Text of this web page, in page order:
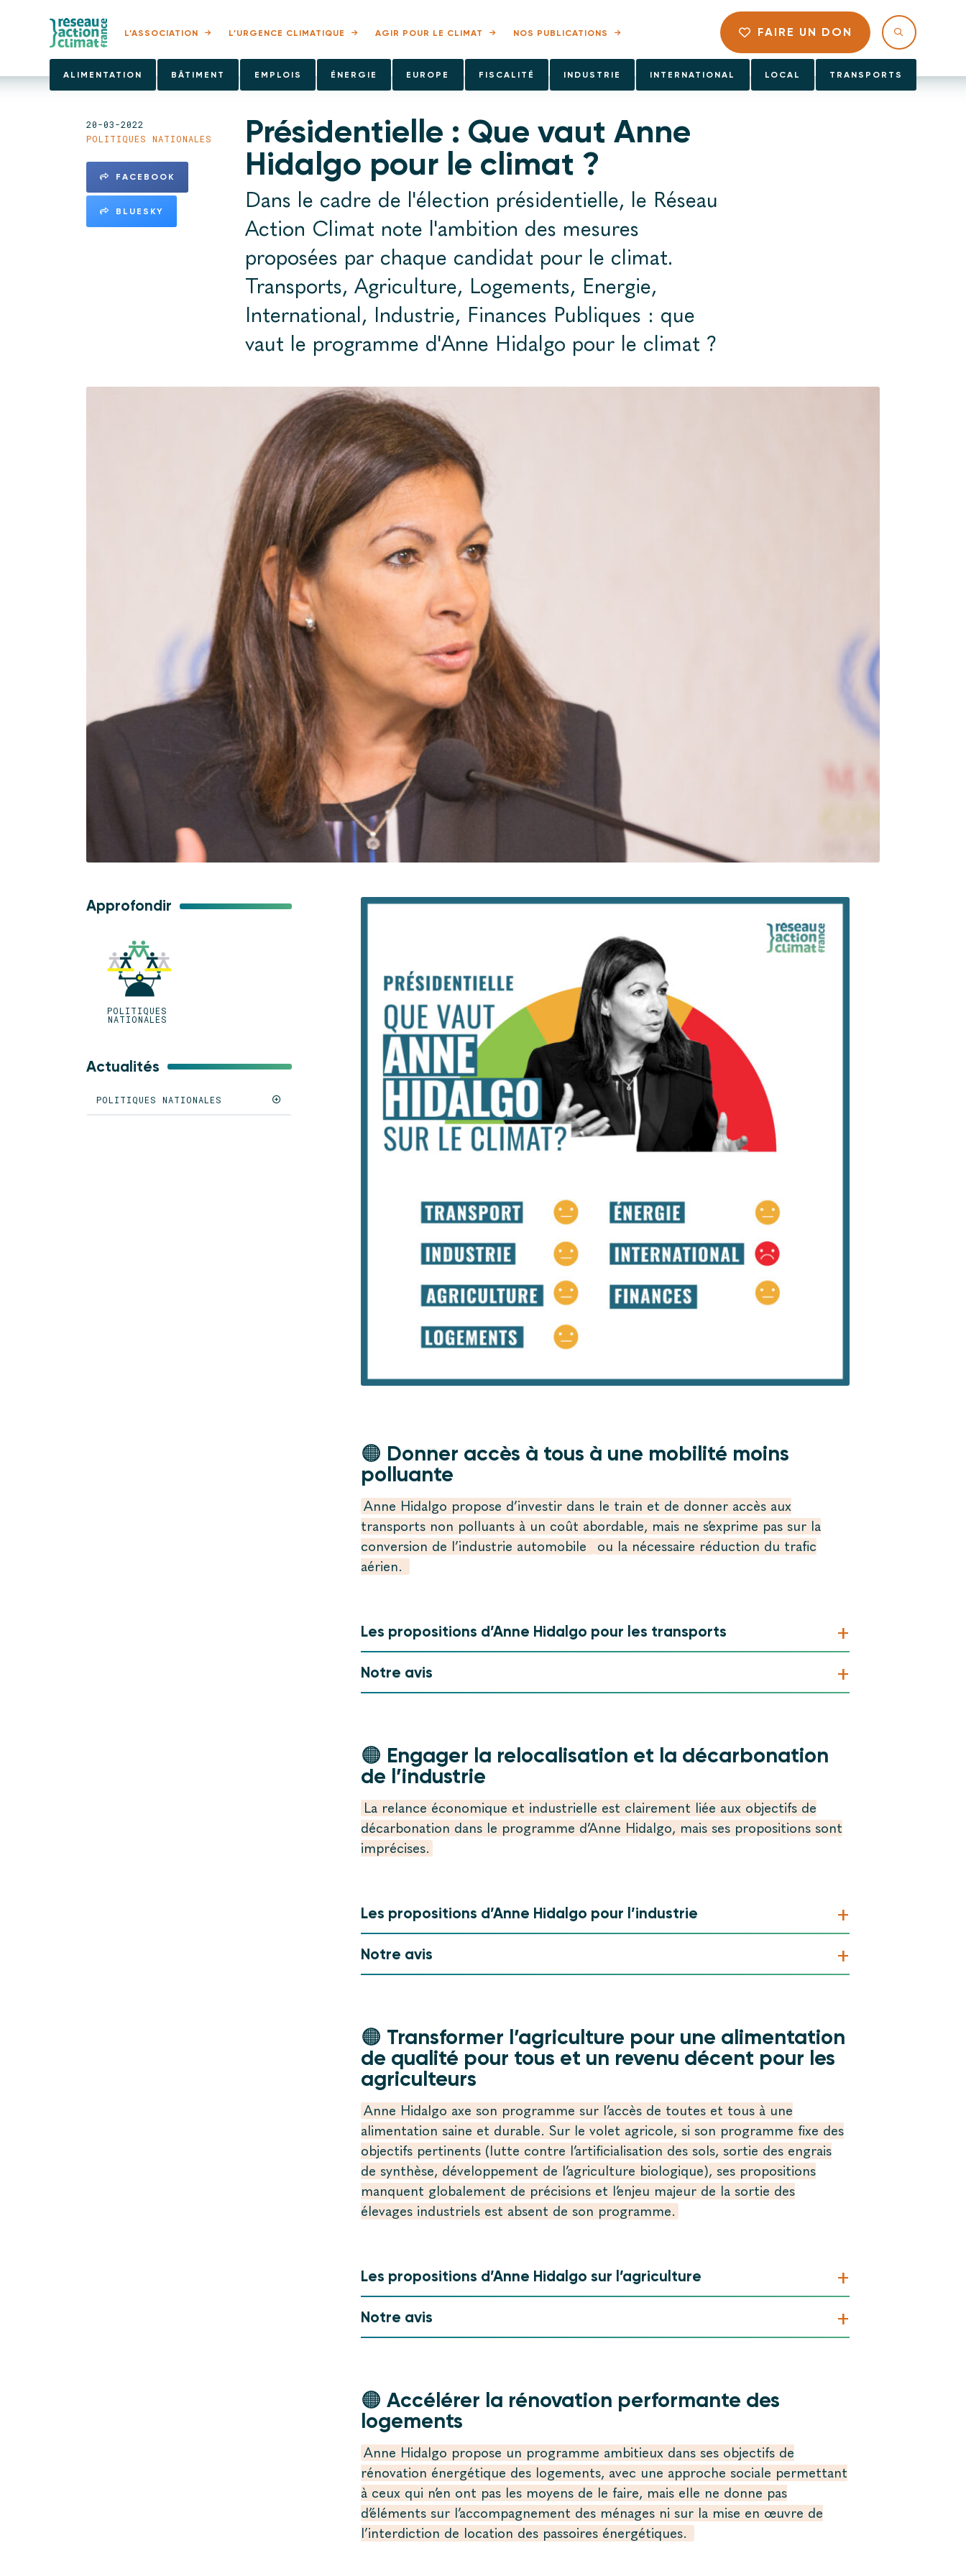
L’ASSOCIATION L’URGENCE CLIMATIQUE AGIR POUR LE CLIMAT NOS PUBLICATIONS FAIRE UN DON
ALIMENTATION BÂTIMENT EMPLOIS ÉNERGIE EUROPE FISCALITÉ INDUSTRIE INTERNATIONAL LOCAL TRANSPORTS
20-03-2022
POLITIQUES NATIONALES
FACEBOOK
BLUESKY
Présidentielle : Que vaut Anne
Hidalgo pour le climat ?
Dans le cadre de l'élection présidentielle, le Réseau
Action Climat note l'ambition des mesures
proposées par chaque candidat pour le climat.
Transports, Agriculture, Logements, Energie,
International, Industrie, Finances Publiques : que
vaut le programme d'Anne Hidalgo pour le climat ?
Approfondir
POLITIQUES
NATIONALES
Actualités
POLITIQUES NATIONALES
🟠 Donner accès à tous à une mobilité moins
polluante
Anne Hidalgo propose d’investir dans le train et de donner accès aux
transports non polluants à un coût abordable, mais ne s’exprime pas sur la
conversion de l’industrie automobile
ou la nécessaire réduction du trafic
aérien.
Les propositions d’Anne Hidalgo pour les transports +
Notre avis +
🟠 Engager la relocalisation et la décarbonation
de l’industrie
La relance économique et industrielle est clairement liée aux objectifs de
décarbonation dans le programme d’Anne Hidalgo, mais ses propositions sont
imprécises.
Les propositions d’Anne Hidalgo pour l’industrie +
Notre avis +
🟠 Transformer l’agriculture pour une alimentation
de qualité pour tous et un revenu décent pour les
agriculteurs
Anne Hidalgo axe son programme sur l’accès de toutes et tous à une
alimentation saine et durable. Sur le volet agricole, si son programme fixe des
objectifs pertinents (lutte contre l’artificialisation des sols, sortie des engrais
de synthèse, développement de l’agriculture biologique), ses propositions
manquent globalement de précisions et l’enjeu majeur de la sortie des
élevages industriels est absent de son programme.
Les propositions d’Anne Hidalgo sur l’agriculture +
Notre avis +
🟠 Accélérer la rénovation performante des
logements
Anne Hidalgo propose un programme ambitieux dans ses objectifs de
rénovation énergétique des logements, avec une approche sociale permettant
à ceux qui n’en ont pas les moyens de le faire, mais elle ne donne pas
d’éléments sur l’accompagnement des ménages ni sur la mise en œuvre de
l’interdiction de location des passoires énergétiques.